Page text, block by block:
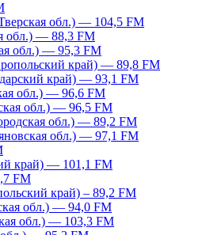
обл.) — 104,5 FM
обл.) — 88,3 FM
обл.) — 95,3 FM
край) — 89,8 FM
край) — 93,1 FM
обл.) — 96,6 FM
обл.) — 96,5 FM
обл.) — 89,2 FM
обл.) — 97,1 FM
край) — 101,1 FM
FM
край) – 89,2 FM
обл.) — 94,0 FM
обл.) — 103,3 FM